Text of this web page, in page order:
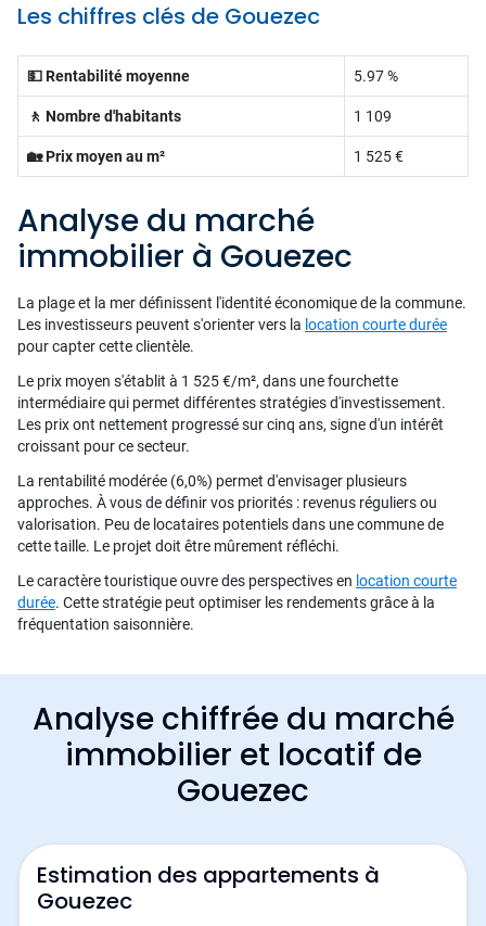
Les chiffres clés de Gouezec
💵 Rentabilité moyenne 5.97 %
🚶 Nombre d'habitants 1 109
🏡 Prix moyen au m² 1 525 €
Analyse du marché
immobilier à Gouezec
La plage et la mer définissent l'identité économique de la commune.
Les investisseurs peuvent s'orienter vers la location courte durée
pour capter cette clientèle.
Le prix moyen s'établit à 1 525 €/m², dans une fourchette
intermédiaire qui permet différentes stratégies d'investissement.
Les prix ont nettement progressé sur cinq ans, signe d'un intérêt
croissant pour ce secteur.
La rentabilité modérée (6,0%) permet d'envisager plusieurs
approches. À vous de définir vos priorités : revenus réguliers ou
valorisation. Peu de locataires potentiels dans une commune de
cette taille. Le projet doit être mûrement réfléchi.
Le caractère touristique ouvre des perspectives en location courte
durée. Cette stratégie peut optimiser les rendements grâce à la
fréquentation saisonnière.
Analyse chiffrée du marché
immobilier et locatif de
Gouezec
Estimation des appartements à
Gouezec